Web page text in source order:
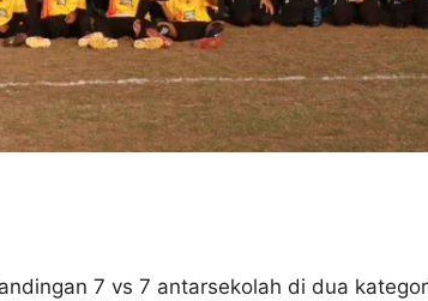
7 vs 7 antarsekolah di dua